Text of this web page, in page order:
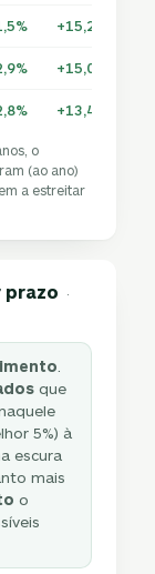
+15,2%
+15,0%
+13,4%
o
(ao ano)
a estreitar
·
que
5%) à
escura
mais
o